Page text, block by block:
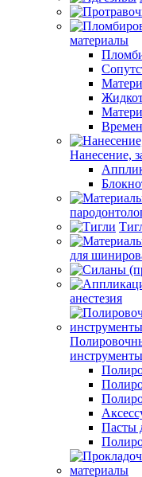
материалы
Нанесение,
для
анестезия
инструменты
Пасты